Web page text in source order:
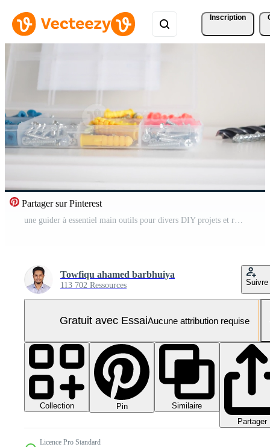
Inscription
Partager sur Pinterest
une guider à essentiel main outils pour divers DIY projets et réparations Vidéo Pro
Towfiqu ahamed barbhuiya
113 702 Ressources Suivre
Gratuit avec EssaiAucune attribution requise
Collection Pin
Similaire
Partager
Licence Pro Standard